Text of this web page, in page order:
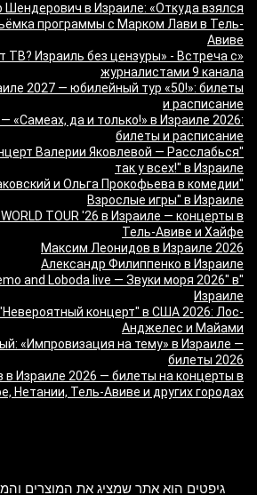
Шендерович в Израиле: «Откуда взялся
программы с Марком Лави в Тель-
Авиве
ТВ? Израиль без цензуры» - Встреча с
журналистами 9 канала
2027 — юбилейный тур «50!»: билеты
и расписание
«Самеах, да и только!» в Израиле 2026:
билеты и расписание
Валерии Яковлевой — Расслабься
так у всех!" в Израиле
и Ольга Прокофьева в комедии
Взрослые игры" в Израиле
WORLD TOUR '26 в Израиле — концерты в
Тель-Авиве и Хайфе
Максим Леонидов в Израиле 2026
Александр Филиппенко в Израиле
and Loboda live — Звуки моря 2026" в
Израиле
концерт" в США 2026: Лос-
Анджелес и Майами
«Импровизация на тему» в Израиле —
билеты 2026
в Израиле 2026 — билеты на концерты в
Нетании, Тель-Авиве и других городах
גיפטים הוא אתר שמציג את המוצרים